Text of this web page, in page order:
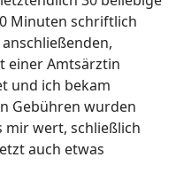
Minuten schriftlich
einer Amtsärztin
und ich bekam
Gebühren wurden
mir wert, schließlich
auch etwas